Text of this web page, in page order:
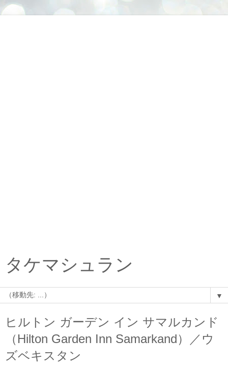
タケマシュラン
▼
ヒルトン ガーデン イン サマルカンド
（Hilton Garden Inn Samarkand）／ウ
ズベキスタン